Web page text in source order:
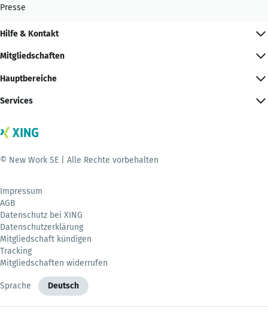
Presse
Hilfe & Kontakt
Mitgliedschaften
Hauptbereiche
Services
© New Work SE | Alle Rechte vorbehalten
Impressum
AGB
Datenschutz bei XING
Datenschutzerklärung
Mitgliedschaft kündigen
Tracking
Mitgliedschaften widerrufen
Sprache Deutsch